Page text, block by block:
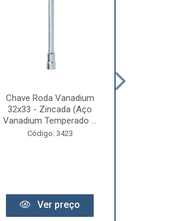
Chave Roda Vanadium
32x33 - Zincada (Aço
Vanadium Temperado ...
Código: 3423
Ver preço